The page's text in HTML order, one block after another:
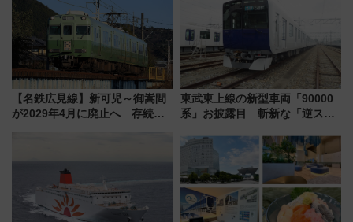
【名鉄広見線】新可児～御嵩間
が2029年4月に廃止へ 存続協
東武東上線の新型車両「90000
系」お披露目 斬新な「逆スラ
放的な車内空間に注目、デビュ